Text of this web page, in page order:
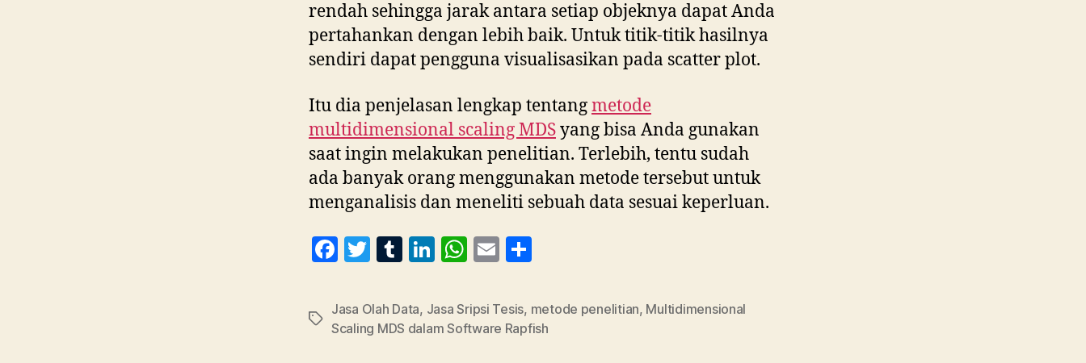
rendah sehingga jarak antara setiap objeknya dapat Anda
pertahankan dengan lebih baik. Untuk titik-titik hasilnya
sendiri dapat pengguna visualisasikan pada scatter plot.
Itu dia penjelasan lengkap tentangmetode
multidimensional scaling MDSyang bisa Anda gunakan
saat ingin melakukan penelitian. Terlebih, tentu sudah
ada banyak orang menggunakan metode tersebut untuk
menganalisis dan meneliti sebuah data sesuai keperluan.
F
c
e
T
itt
er
T
m
bl
Li
k
e
W
at
s
E
ai
l
a
re
Tag
Jasa Olah Data, Jasa Sripsi Tesis, metode penelitian, Multidimensional
Scaling MDS dalam Software Rapfish